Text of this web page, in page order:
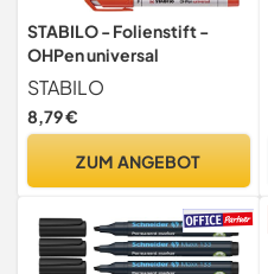
STABILO - Folienstift -
OHPen universal
STABILO
8,79 €
ZUM ANGEBOT